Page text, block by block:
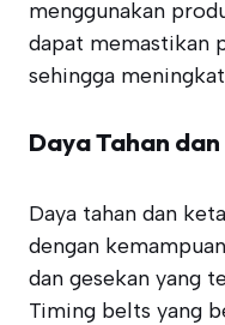
menggunakan
dapat memastikan
sehingga
Daya Tahan
Daya tahan dan
dengan
dan gesekan yang
Timing belts yang